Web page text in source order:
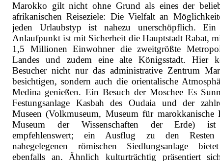
Marokko gilt nicht ohne Grund als eines der
afrikanischen Reiseziele: Die Vielfalt an
jeden Urlaubstyp ist nahezu unerschöpflich. Ein
Anlaufpunkt ist mit Sicherheit die Hauptstadt Rabat,
1,5 Millionen Einwohner die zweitgrößte
Landes und zudem eine alte Königsstadt. Hier
Besucher nicht nur das administrative Zentrum
besichtigen, sondern auch die orientalische
Medina genießen. Ein Besuch der Moschee Es
Festungsanlage Kasbah des Oudaia und der
Museen (Volkmuseum, Museum für marokkanische
Museum der Wissenschaften der Erde)
empfehlenswert; ein Ausflug zu den Resten
nahegelegenen römischen Siedlungsanlage
ebenfalls an. Ähnlich kulturträchtig präsentiert